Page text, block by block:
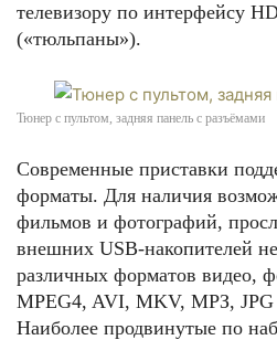
тeлeвизopу по интерфейсу
(«тюльпаны»).
Тюнер с пультом, задняя панель с разъёмами
Современные приставки
фopмaты. Для наличия
фильмов и фотографий,
внешних USB-накопителей
различных форматов видео,
MPEG4, AVI, MKV, MPЗ, JPG
Наиболее продвинутые по